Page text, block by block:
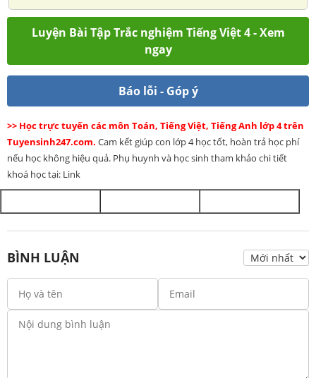
Luyện Bài Tập Trắc nghiệm Tiếng Việt 4 - Xem
ngay
Báo lỗi - Góp ý
>> Học trực tuyến các môn Toán, Tiếng Việt, Tiếng Anh lớp 4 trên
Tuyensinh247.com. Cam kết giúp con lớp 4 học tốt, hoàn trả học phí
nếu học không hiệu quả. Phụ huynh và học sinh tham khảo chi tiết
khoá học tại: Link
BÌNH LUẬN